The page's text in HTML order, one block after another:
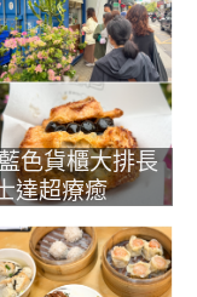
色貨櫃大排長
達超療癒